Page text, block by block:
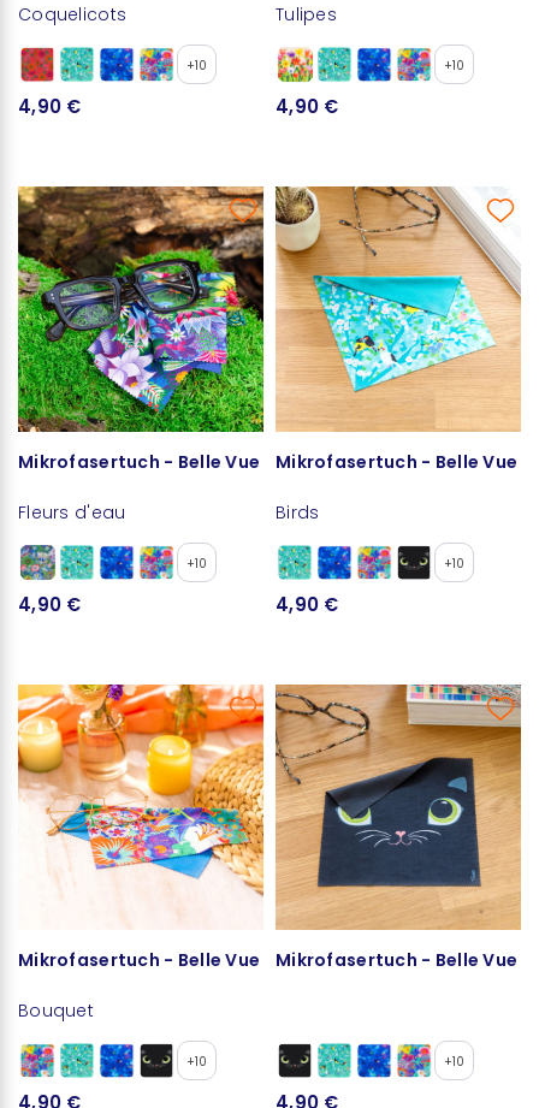
Coquelicots
+10
4,90 €
Tulipes
+10
4,90 €
Mikrofasertuch - Belle Vue
Fleurs d'eau
+10
4,90 €
Mikrofasertuch - Belle Vue
Birds
+10
4,90 €
Mikrofasertuch - Belle Vue
Bouquet
+10
4,90 €
Mikrofasertuch - Belle Vue
+10
4,90 €